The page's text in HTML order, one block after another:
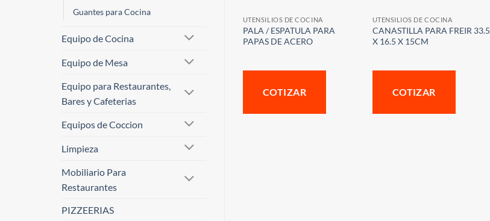
Guantes para Cocina
Equipo de Cocina
Equipo de Mesa
Equipo para Restaurantes,
Bares y Cafeterias
Equipos de Coccion
Limpieza
Mobiliario Para
Restaurantes
PIZZEERIAS
UTENSILIOS DE COCINA
PALA / ESPATULA PARA
PAPAS DE ACERO
COTIZAR
UTENSILIOS DE COCINA
CANASTILLA PARA FREIR 33.5
X 16.5 X 15CM
COTIZAR